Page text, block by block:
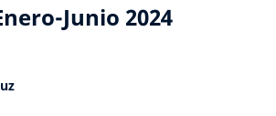
Junio 2024